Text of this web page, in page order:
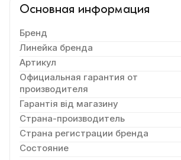
Основная информация
Бренд
Линейка бренда
Артикул
Официальная гарантия от
производителя
Гарантія від магазину
Страна-производитель
Страна регистрации бренда
Состояние